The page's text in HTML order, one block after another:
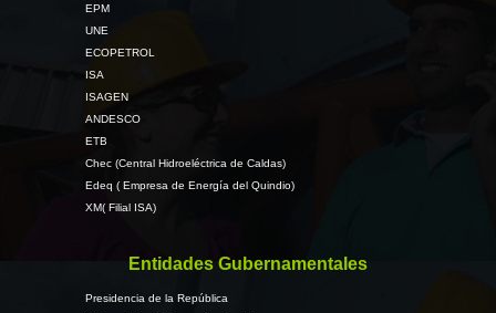
EPM
UNE
ECOPETROL
ISA
ISAGEN
ANDESCO
ETB
Chec (Central Hidroeléctrica de Caldas)
Edeq ( Empresa de Energía del Quindio)
XM( Filial ISA)
Entidades Gubernamentales
Presidencia de la República